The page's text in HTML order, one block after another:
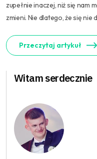
zupełnie inaczej, niż się nam
zmieni. Nie dlatego, że się nie
Przeczytaj artykuł
Witam serdecznie